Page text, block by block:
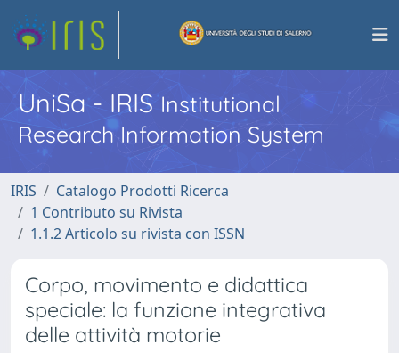
UniSa - IRISInstitutional
Research Information System
IRIS
Catalogo Prodotti Ricerca
1 Contributo su Rivista
1.1.2 Articolo su rivista con ISSN
Corpo, movimento e didattica
speciale: la funzione integrativa
delle attività motorie